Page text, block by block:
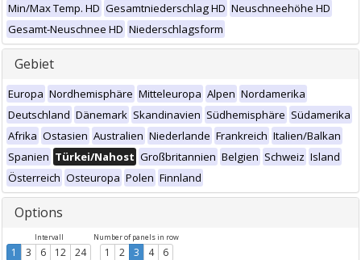
Min/Max Temp. HD Gesamtniederschlag HD Neuschneehöhe HD
Gesamt-Neuschnee HD Niederschlagsform
Gebiet
Europa Nordhemisphäre Mitteleuropa Alpen Nordamerika
Deutschland Dänemark Skandinavien Südhemisphäre Südamerika
Afrika Ostasien Australien Niederlande Frankreich Italien/Balkan
Spanien Türkei/Nahost Großbritannien Belgien Schweiz Island
Österreich Osteuropa Polen Finnland
Options
Intervall
1 3 6 12 24
Number of panels in row
1 2 3 4 6